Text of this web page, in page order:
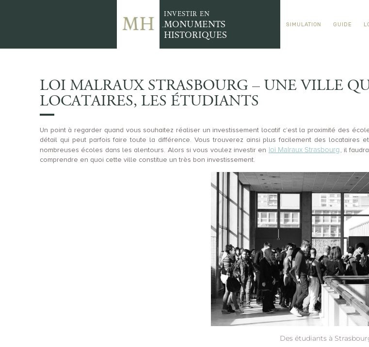
INVESTIR EN
MONUMENTS
HISTORIQUES
SIMULATION GUIDE
LOI MALRAUX STRASBOURG – UNE VILLE
LOCATAIRES, LES ÉTUDIANTS
Un point à regarder quand vous souhaitez réaliser un investissement locatif c’est la proximité des
détail qui peut parfois faire toute la différence. Vous trouverez ainsi plus facilement des locataires
nombreuses écoles dans les alentours. Alors si vous voulez investir en loi Malraux Strasbourg, il
comprendre en quoi cette ville constitue un très bon investissement.
Des étudiants à